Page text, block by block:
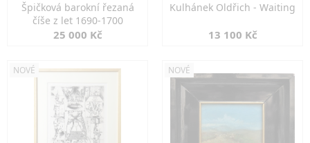
Špičková barokní řezaná
číše z let 1690-1700
25 000 Kč
Kulhánek Oldřich - Waiting
13 100 Kč
NOVÉ NOVÉ